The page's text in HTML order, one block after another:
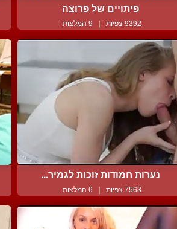
פיתויים של פרוצה
9392 צפיות | 9 המלצות
נערות חמודות זוכות לגמיר...
7563 צפיות | 6 המלצות